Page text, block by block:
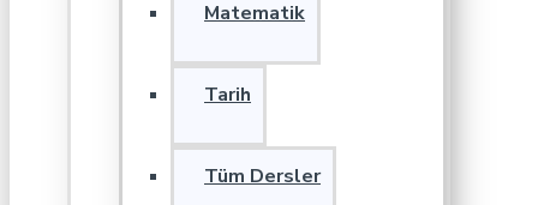
Matematik
Tarih
Tüm Dersler